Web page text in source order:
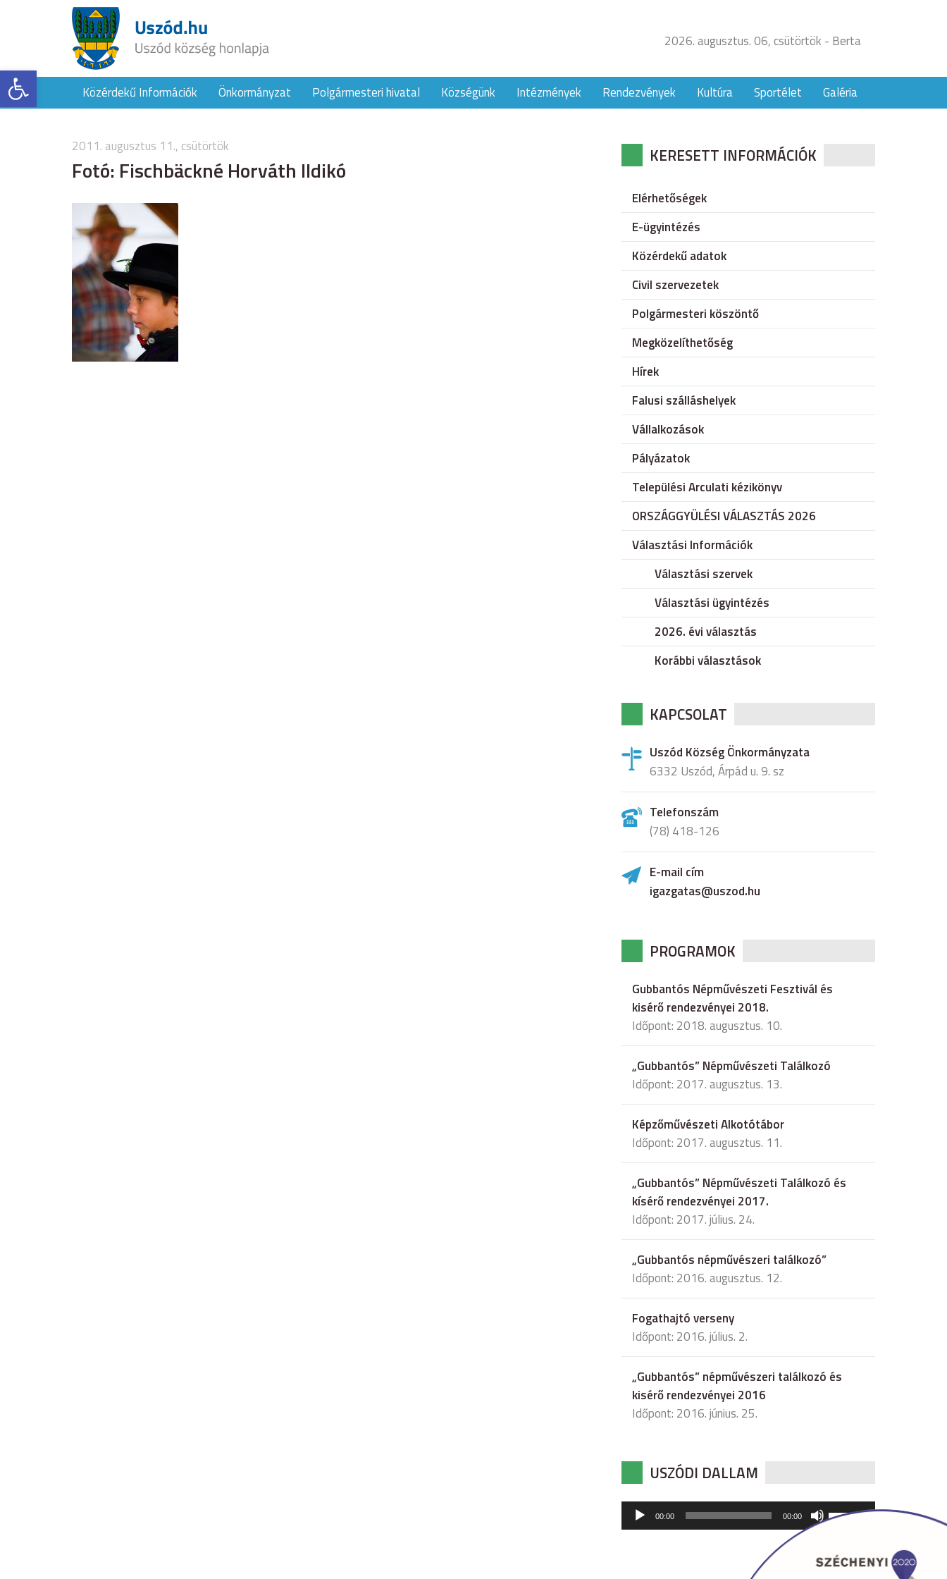
Eszköztár megnyitása
2026. augusztus. 06, csütörtök - Berta
Közérdekű Információk Önkormányzat Polgármesteri hivatal Községünk Intézmények Rendezvények Kultúra Sportélet Galéria
2011. augusztus 11., csütörtök
Fotó: Fischbäckné Horváth Ildikó KERESETT INFORMÁCIÓK
Elérhetőségek
E-ügyintézés
Közérdekű adatok
Civil szervezetek
Polgármesteri köszöntő
Megközelíthetőség
Hírek
Falusi szálláshelyek
Vállalkozások
Pályázatok
Települési Arculati kézikönyv
ORSZÁGGYÜLÉSI VÁLASZTÁS 2026
Választási Információk
Választási szervek
Választási ügyintézés
2026. évi választás
Korábbi választások
KAPCSOLAT
Uszód Község Önkormányzata
6332 Uszód, Árpád u. 9. sz
Telefonszám
(78) 418-126
E-mail cím
igazgatas@uszod.hu
PROGRAMOK
Gubbantós Népművészeti Fesztivál és
kisérő rendezvényei 2018.
Időpont: 2018. augusztus. 10.
„Gubbantós” Népművészeti Találkozó
Időpont: 2017. augusztus. 13.
Képzőművészeti Alkotótábor
Időpont: 2017. augusztus. 11.
„Gubbantós” Népművészeti Találkozó és
kísérő rendezvényei 2017.
Időpont: 2017. július. 24.
„Gubbantós népművészeri találkozó”
Időpont: 2016. augusztus. 12.
Fogathajtó verseny
Időpont: 2016. július. 2.
„Gubbantós” népművészeri találkozó és
kisérő rendezvényei 2016
Időpont: 2016. június. 25.
USZÓDI DALLAM
Audió
lejátszó
00:00 00:00
hangerő
csökkentéséhez